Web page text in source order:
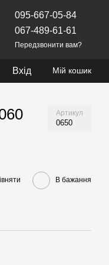
095-667-05-84
067-489-61-61
Передзвонити вам?
Вхід Мій кошик
Артикул
0650
В бажання